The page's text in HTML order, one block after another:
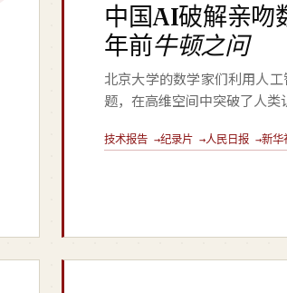
中国AI破解亲吻
年前牛顿之问
北京大学的数学家们利用人
题，在高维空间中突破了人类
技术报告 →纪录片 →人民日报 →新